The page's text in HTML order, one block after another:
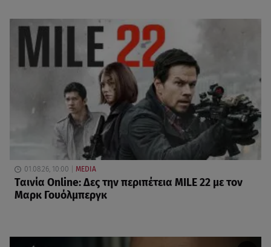
01.08.26, 10:00 MEDIA
Ταινία Online: Δες την περιπέτεια MILE 22 με τον
Μαρκ Γουόλμπεργκ